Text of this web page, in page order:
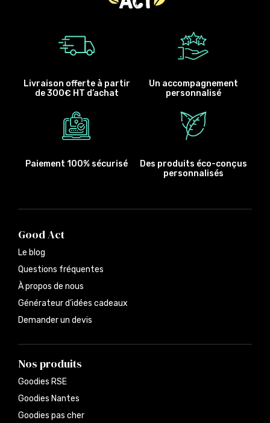
Livraison offerte à partir
de 300€ HT d’achat
Un accompagnement
personnalisé
Paiement 100% sécurisé
Des produits éco-conçus
personnalisés
Good Act
Le blog
Questions fréquentes
À propos de nous
Générateur d’idées cadeaux
Demander un devis
Nos produits
Goodies RSE
Goodies Nantes
Goodies pas cher